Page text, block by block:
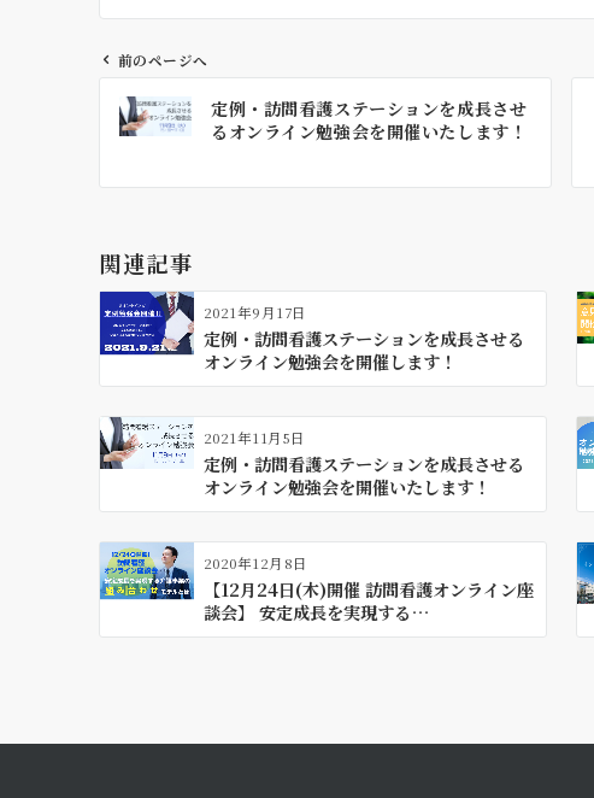
ビ
シ
ョ
ン
前のページへ
定例・訪問看護ステーションを成長させ
るオンライン勉強会を開催いたします！
関連記事
2021年9月17日
定例・訪問看護ステーションを成長させる
オンライン勉強会を開催します！
2021年11月5日
定例・訪問看護ステーションを成長させる
オンライン勉強会を開催いたします！
2020年12月8日
【12月24日(木)開催 訪問看護オンライン座
談会】 安定成長を実現する…